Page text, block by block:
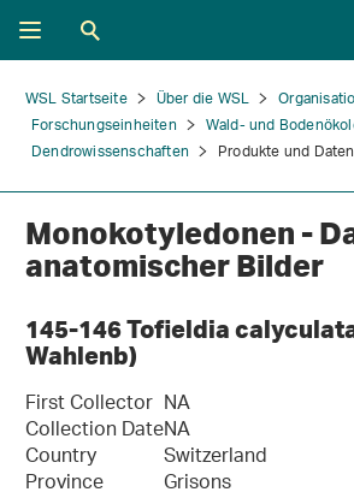
WSL Startseite Über die WSL
Forschungseinheiten
Wald- und
Dendrowissenschaften
Produkte und
Monokotyledonen -
anatomischer Bilder
145-146 Tofieldia
Wahlenb)
First Collector NA
Collection DateNA
Country Switzerland